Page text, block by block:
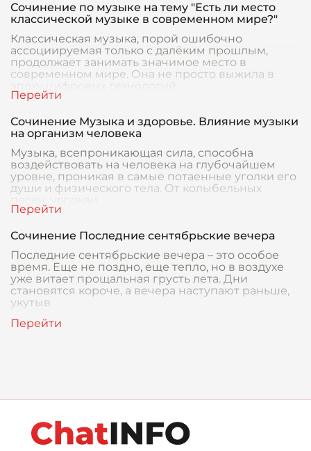
Сочинение по музыке на тему "Есть ли место
классической музыке в современном мире?"
Классическая музыка, порой ошибочно
ассоциируемая только с далёким прошлым,
продолжает занимать значимое место в
современном мире. Она не просто выжила в
Сочинение Музыка и здоровье. Влияние музыки
на организм человека
Музыка, всепроникающая сила, способна
воздействовать на человека на глубочайшем
уровне, проникая в самые потаенные уголки его
души и физического тела. От колыбельных
Сочинение Последние сентябрьские вечера
Последние сентябрьские вечера – это особое
время. Еще не поздно, еще тепло, но в воздухе
уже витает прощальная грусть лета. Дни
становятся короче, а вечера наступают раньше,
укутыв